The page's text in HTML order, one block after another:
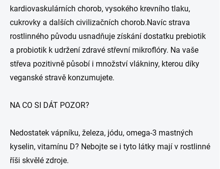
kardiovaskulárních chorob, vysokého krevního tlaku,
cukrovky a dalších civilizačních chorob.Navíc strava
rostlinného původu usnadňuje získání dostatku prebiotik
a probiotik k udržení zdravé střevní mikroflóry. Na vaše
střeva pozitivně působí i množství vlákniny, kterou díky
veganské stravě konzumujete.
NA CO SI DÁT POZOR?
Nedostatek vápníku, železa, jódu, omega-3 mastných
kyselin, vitamínu D? Nebojte se i tyto látky mají v rostlinné
říši skvělé zdroje.